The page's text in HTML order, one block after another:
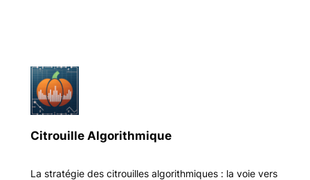
Citrouille Algorithmique
La stratégie des citrouilles algorithmiques : la voie vers